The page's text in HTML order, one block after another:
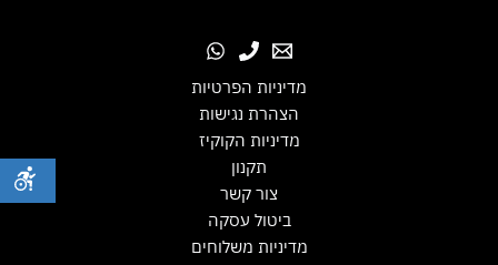
מדיניות הפרטיות
הצהרת נגישות
מדיניות הקוקיז
תקנון
צור קשר
ביטול עסקה
מדיניות משלוחים